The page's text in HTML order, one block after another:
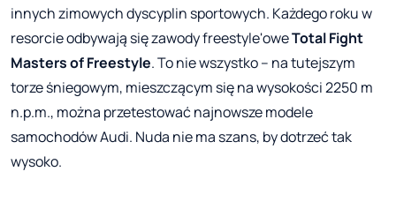
innych zimowych dyscyplin sportowych. Każdego roku w
resorcie odbywają się zawody freestyle'oweTotal Fight
Masters of Freestyle. To nie wszystko – na tutejszym
torze śniegowym, mieszczącym się na wysokości 2250 m
n.p.m., można przetestować najnowsze modele
samochodów Audi. Nuda nie ma szans, by dotrzeć tak
wysoko.